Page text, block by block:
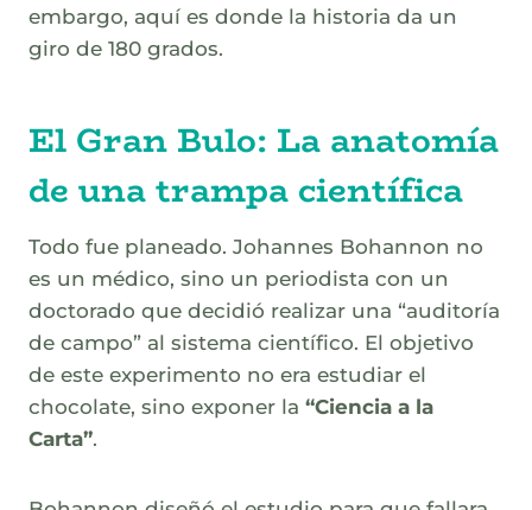
embargo, aquí es donde la historia da un
giro de 180 grados.
El Gran Bulo: La anatomía
de una trampa científica
Todo fue planeado. Johannes Bohannon no
es un médico, sino un periodista con un
doctorado que decidió realizar una “auditoría
de campo” al sistema científico. El objetivo
de este experimento no era estudiar el
chocolate, sino exponer la “Ciencia a la
Carta”.